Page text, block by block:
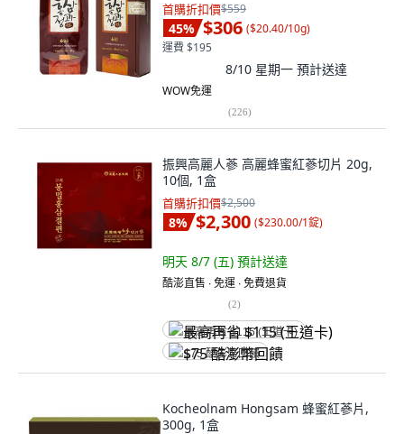
首購折扣價$559
45% $306 ($20.40/10g)
運費 $195
8/10 星期一 預計送達
WOW免運
(226)
振興高麗人蔘 高麗蜂蜜紅蔘切片 20g,
10個, 1盒
首購折扣價$2,500
8% $2,300 ($230.00/1錠)
明天 8/7 (五) 預計送達
酷澎直售 ∙ 免運 ∙ 免費退貨
(2)
最高再省 $115 (王道卡)
$75 酷澎幣回饋
Kocheolnam Hongsam 蜂蜜紅蔘片,
300g, 1盒